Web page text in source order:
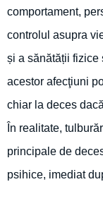
comportament,
controlul asupra
și a sănătății fizice
acestor afecţiuni
chiar la deces
În realitate,
principale de
psihice, imediat